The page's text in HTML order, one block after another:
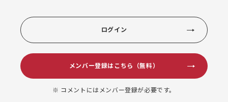
ログイン
メンバー登録はこちら（無料）
※ コメントにはメンバー登録が必要です。